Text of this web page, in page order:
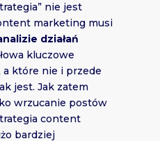
nie jest
marketing musi
działań
kluczowe
a które nie i przede
jest. Jak zatem
wrzucanie postów
content
bardziej